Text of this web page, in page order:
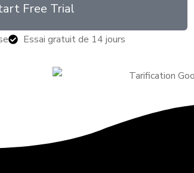
Free Trial
Essai gratuit de 14 jours